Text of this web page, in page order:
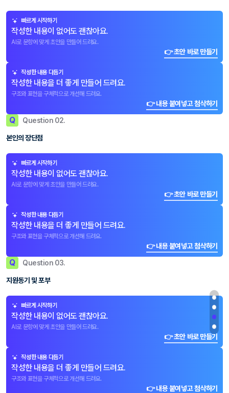
빠르게 시작하기
작성한 내용이 없어도 괜찮아요.
AI로 문항에 맞게 초안을 만들어 드려요.
👉 초안 바로 만들기
작성한 내용 다듬기
작성한 내용을 더 좋게 만들어 드려요.
구조와 표현을 구체적으로 개선해 드려요.
👉 내용 붙여넣고 첨삭하기
Q Question 02.
본인의 장단점
빠르게 시작하기
작성한 내용이 없어도 괜찮아요.
AI로 문항에 맞게 초안을 만들어 드려요.
👉 초안 바로 만들기
작성한 내용 다듬기
작성한 내용을 더 좋게 만들어 드려요.
구조와 표현을 구체적으로 개선해 드려요.
👉 내용 붙여넣고 첨삭하기
Q Question 03.
지원동기 및 포부
빠르게 시작하기
작성한 내용이 없어도 괜찮아요.
AI로 문항에 맞게 초안을 만들어 드려요.
👉 초안 바로 만들기
작성한 내용 다듬기
작성한 내용을 더 좋게 만들어 드려요.
구조와 표현을 구체적으로 개선해 드려요.
👉 내용 붙여넣고 첨삭하기